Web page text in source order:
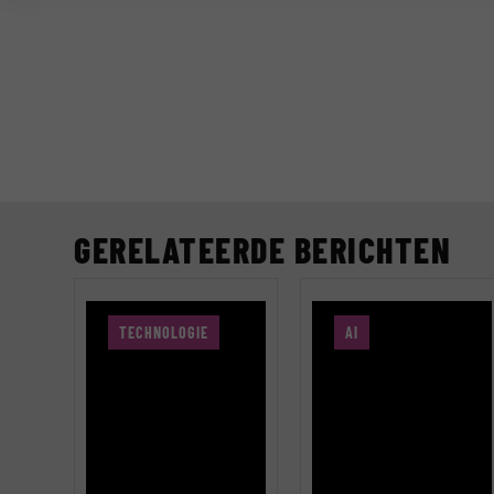
GERELATEERDE BERICHTEN
TECHNOLOGIE AI